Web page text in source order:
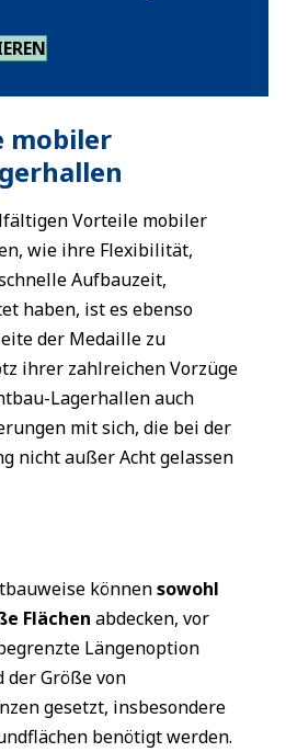
mobiler
Vorteile mobiler
wie ihre Flexibilität,
Aufbauzeit,
haben, ist es ebenso
der Medaille zu
ihrer zahlreichen Vorzüge
Lagerhallen auch
mit sich, die bei der
nicht außer Acht gelassen
könnensowohl
Flächen abdecken, vor
Längenoption
der Größe von
gesetzt, insbesondere
benötigt werden.